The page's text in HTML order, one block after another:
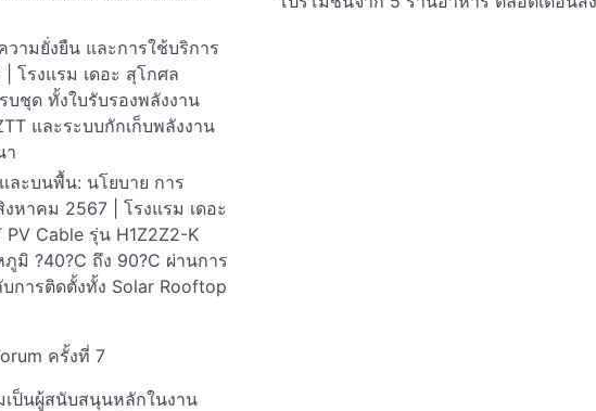
ามยั่งยืน และการใช้บริการ
โรงแรม เดอะ สุโกศล
ชุด ทั้งใบรับรองพลังงาน
และระบบกักเก็บพลังงาน
า
ละบนพื้น: นโยบาย การ
หาคม 2567 | โรงแรม เดอะ
Cable รุ่น H1Z2Z2-K
?40?C ถึง 90?C ผ่านการ
การติดตั้งทั้ง Solar Rooftop
ครั้งที่ 7
เป็นผู้สนับสนุนหลักในงาน